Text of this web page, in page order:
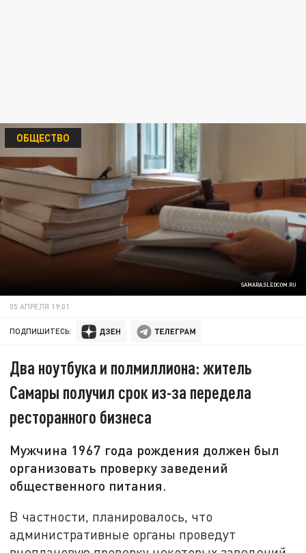
SAMARA.SLEDCOM.RU
ОБЩЕСТВО
05 АПРЕЛЯ 19:01
ПОДПИШИТЕСЬ:
Два ноутбука и полмиллиона: житель
Самары получил срок из-за передела
ресторанного бизнеса
Мужчина 1967 года рождения должен был
организовать проверку заведений
общественного питания.
В частности, планировалось, что
административные органы проведут